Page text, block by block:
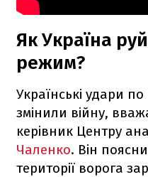
Як Україна
режим?
Українські удари по
змінили війну,
керівник Центру
Чаленко. Він
території ворога